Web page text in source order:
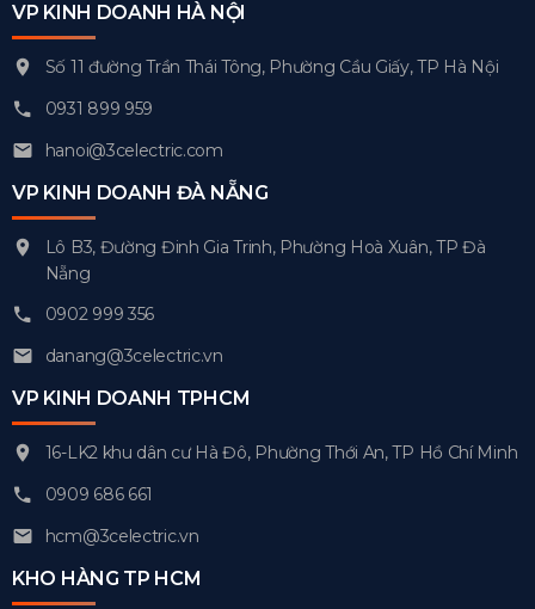
VP KINH DOANH HÀ NỘI
Số 11 đường Trần Thái Tông, Phường Cầu Giấy, TP Hà Nội
0931 899 959
hanoi@3celectric.com
VP KINH DOANH ĐÀ NẴNG
Lô B3, Đường Đinh Gia Trinh, Phường Hoà Xuân, TP Đà
Nẵng
0902 999 356
danang@3celectric.vn
VP KINH DOANH TPHCM
16-LK2 khu dân cư Hà Đô, Phường Thới An, TP Hồ Chí Minh
0909 686 661
hcm@3celectric.vn
KHO HÀNG TP HCM